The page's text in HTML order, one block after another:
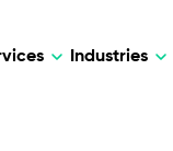
Industries